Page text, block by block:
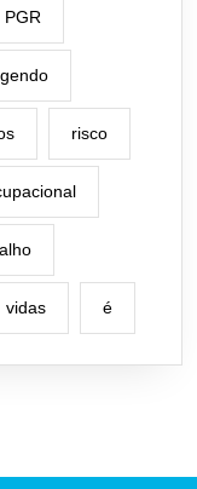
PGR
risco
vidas é